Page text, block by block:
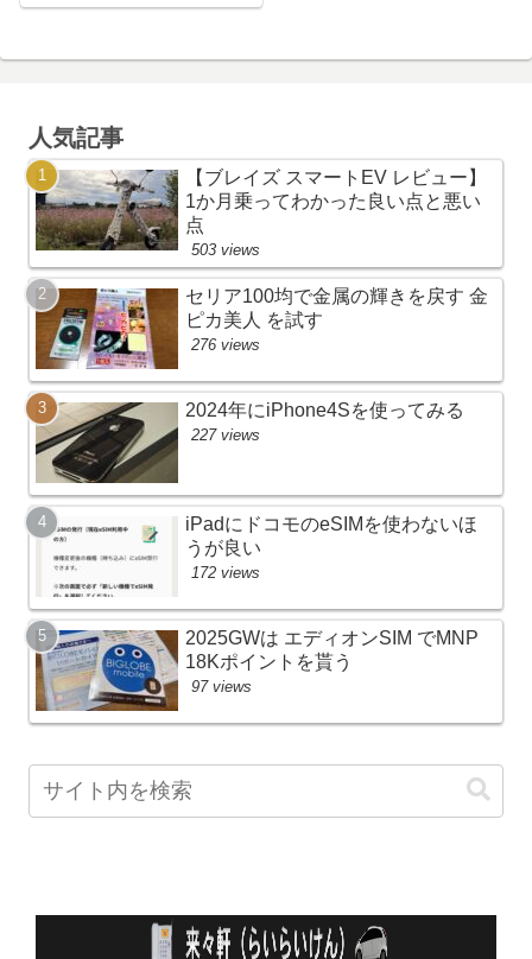
人気記事
【ブレイズ スマートEV レビュー】
1か月乗ってわかった良い点と悪い
点
503 views
セリア100均で金属の輝きを戻す 金
ピカ美人 を試す
276 views
2024年にiPhone4Sを使ってみる
227 views
iPadにドコモのeSIMを使わないほ
うが良い
172 views
2025GWは エディオンSIM でMNP
18Kポイントを貰う
97 views